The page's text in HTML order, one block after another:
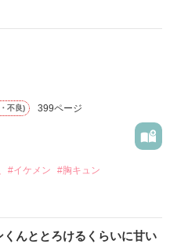
」
。
た彼を自分から振った。
に、
学校で”王子様”と呼ばれる
けてくる。
不良) 399ページ
#イケメン #胸キュン
んととろけるくらいに甘い